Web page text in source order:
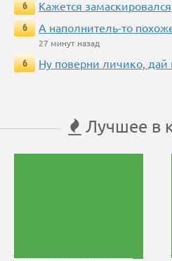
6
Кажется замаскировался
6
А наполнитель-то
27 минут назад
6
Ну поверни личико, дай
Лучшее в